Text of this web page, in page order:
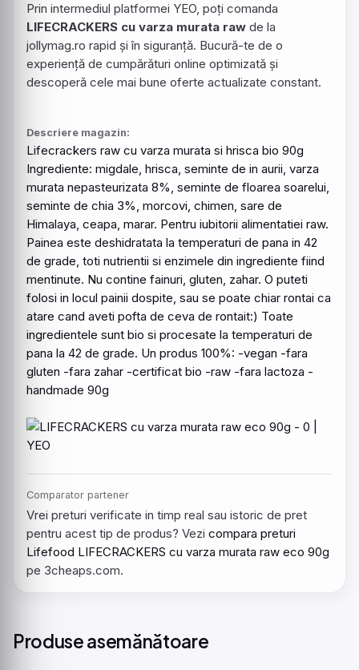
Prin intermediul platformei YEO, poți comanda
LIFECRACKERS cu varza murata raw de la
jollymag.ro rapid și în siguranță. Bucură-te de o
experiență de cumpărături online optimizată și
descoperă cele mai bune oferte actualizate constant.
Descriere magazin:
Lifecrackers raw cu varza murata si hrisca bio 90g
Ingrediente: migdale, hrisca, seminte de in aurii, varza
murata nepasteurizata 8%, seminte de floarea soarelui,
seminte de chia 3%, morcovi, chimen, sare de
Himalaya, ceapa, marar. Pentru iubitorii alimentatiei raw.
Painea este deshidratata la temperaturi de pana in 42
de grade, toti nutrientii si enzimele din ingrediente fiind
mentinute. Nu contine fainuri, gluten, zahar. O puteti
folosi in locul painii dospite, sau se poate chiar rontai ca
atare cand aveti pofta de ceva de rontait:) Toate
ingredientele sunt bio si procesate la temperaturi de
pana la 42 de grade. Un produs 100%: -vegan -fara
gluten -fara zahar -certificat bio -raw -fara lactoza -
handmade 90g
Comparator partener
Vrei preturi verificate in timp real sau istoric de pret
pentru acest tip de produs? Vezi compara preturi
Lifefood LIFECRACKERS cu varza murata raw eco 90g
pe 3cheaps.com.
Produse asemănătoare